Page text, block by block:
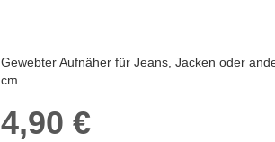
Gewebter Aufnäher für Jeans, Jacken oder
cm
4,90 €